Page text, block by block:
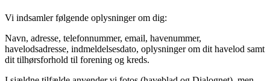
Vi indsamler følgende oplysninger om dig:
Navn, adresse, telefonnummer, email, havenummer,
havelodsadresse, indmeldelsesdato, oplysninger om dit havelod samt
dit tilhørsforhold til forening og kreds.